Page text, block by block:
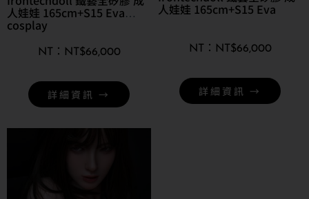
人娃娃 165cm+S15 Eva
cosplay
NT$66,000
詳細資訊 →
人娃娃 165cm+S15 Eva
NT$66,000
詳細資訊 →